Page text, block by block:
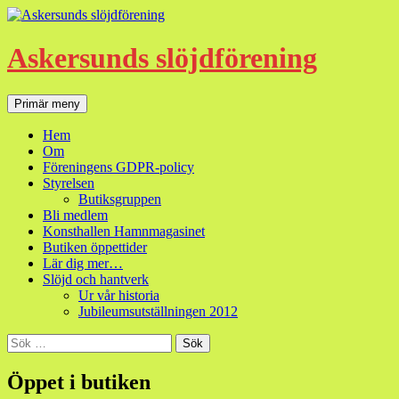
Hoppa
innehåll
Askersunds slöjdförening
SökPrimär meny
Hem
Om
Föreningens GDPR-policy
Styrelsen
Butiksgruppen
Bli medlem
Konsthallen Hamnmagasinet
Butiken öppettider
Lär dig mer…
Slöjd och hantverk
Ur vår historia
Jubileumsutställningen 2012
Sök
efter:
Öppet i butiken